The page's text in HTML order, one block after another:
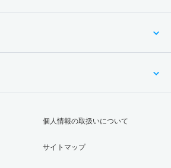
個人情報の取扱いについて
サイトマップ